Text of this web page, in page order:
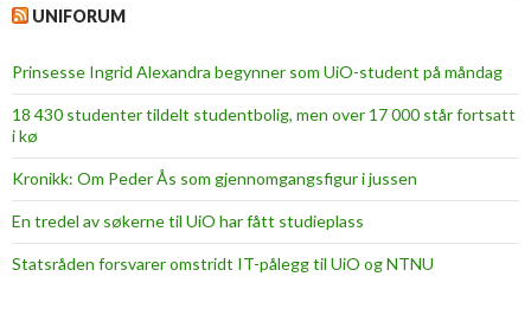
UNIFORUM
Prinsesse Ingrid Alexandra begynner som UiO-student på måndag
18 430 studenter tildelt studentbolig, men over 17 000 står fortsatt
i kø
Kronikk: Om Peder Ås som gjennomgangsfigur i jussen
En tredel av søkerne til UiO har fått studieplass
Statsråden forsvarer omstridt IT-pålegg til UiO og NTNU